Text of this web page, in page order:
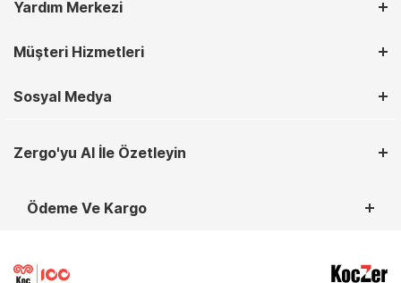
Yardım Merkezi
Müşteri Hizmetleri
Sosyal Medya
Zergo'yu AI İle Özetleyin
Ödeme Ve Kargo